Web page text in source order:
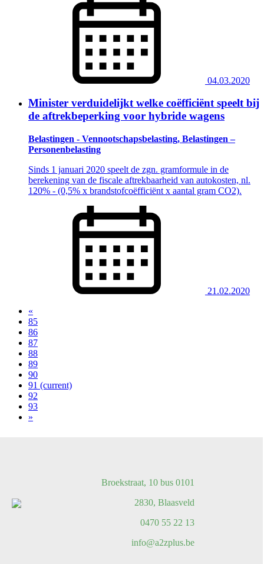
04.03.2020
Minister verduidelijkt welke coëfficiënt speelt bij
de aftrekbeperking voor hybride wagens
Belastingen - Vennootschapsbelasting, Belastingen –
Personenbelasting
Sinds 1 januari 2020 speelt de zgn. gramformule in de
berekening van de fiscale aftrekbaarheid van autokosten, nl.
120% - (0,5% x brandstofcoëfficiënt x aantal gram CO2).
21.02.2020
«
85
86
87
88
89
90
91 (current)
92
93
»
Broekstraat, 10 bus 0101
2830, Blaasveld
0470 55 22 13
info@a2zplus.be